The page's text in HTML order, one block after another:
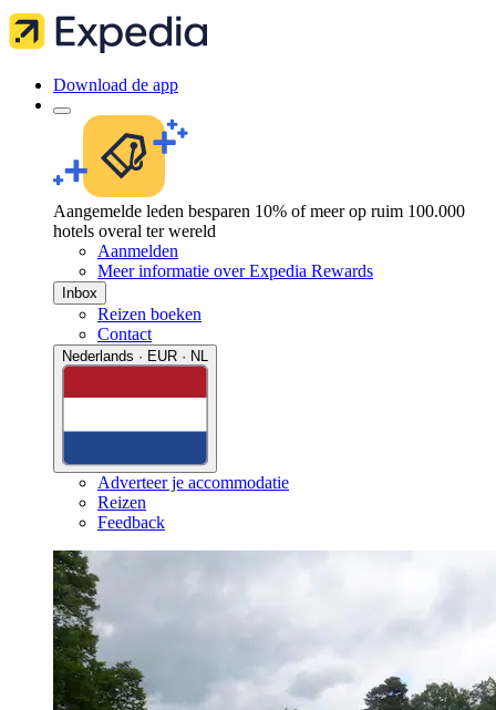
Download de app
Aangemelde leden besparen 10% of meer op ruim 100.000
hotels overal ter wereld
Aanmelden
Meer informatie over Expedia Rewards
Inbox
Reizen boeken
Contact
Nederlands · EUR · NL
Adverteer je accommodatie
Reizen
Feedback